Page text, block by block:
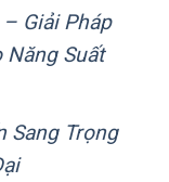
Giải Pháp
Năng Suất
Sang Trọng